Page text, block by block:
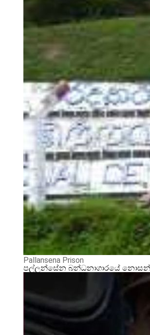
Pallansena Prison
පල්ලන්සේන බන්ධනාගාරයේ